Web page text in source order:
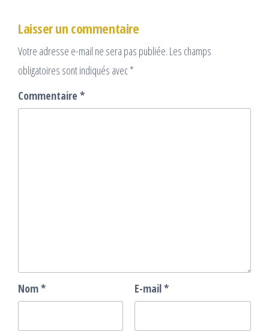
Laisser un commentaire
Votre adresse e-mail ne sera pas publiée. Les champs
obligatoires sont indiqués avec*
Commentaire *
Nom* E-mail*